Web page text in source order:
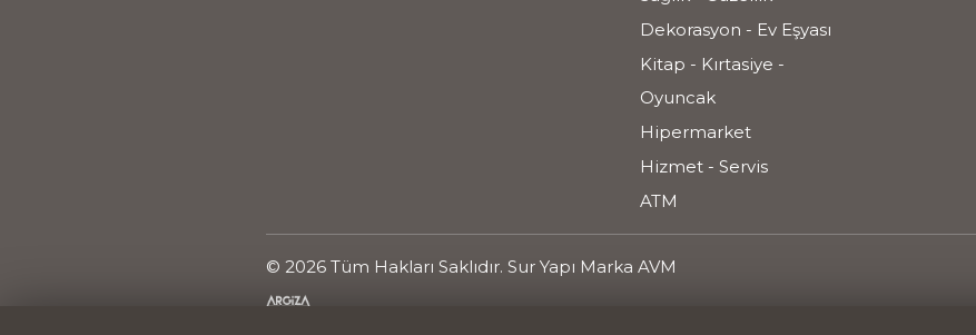
Dekorasyon - Ev Eşyası
Kitap - Kırtasiye -
Oyuncak
Hipermarket
Hizmet - Servis
ATM
© 2026 Tüm Hakları Saklıdır. Sur Yapı Marka AVM